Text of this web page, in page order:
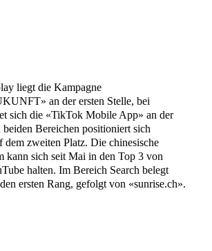
liegt die Kampagne
an der ersten Stelle, bei
sich die «TikTok Mobile App» an der
beiden Bereichen positioniert sich
dem zweiten Platz. Die chinesische
kann sich seit Mai in den Top 3 von
halten. Im Bereich Search belegt
ersten Rang, gefolgt von «sunrise.ch».